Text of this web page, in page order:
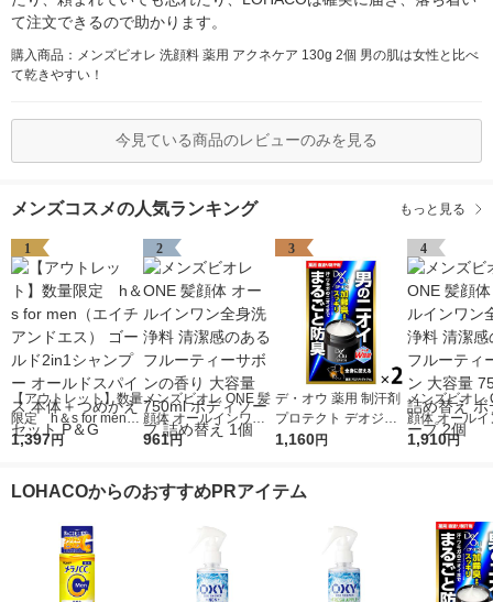
て注文できるので助かります。
購入商品：メンズビオレ 洗顔料 薬用 アクネケア 130g 2個 男の肌は女性と比べ
て乾きやすい！
今見ている商品のレビューのみを見る
メンズコスメの人気ランキング もっと見る
1
【アウトレット】数量
限定 h＆s for men
（エイチアンドエス）
本体＋つめかえセット
1,397円
2
メンズビオレ ONE 髪
顔体 オールインワン
全身洗浄料 清潔感の
ml ボディソープ 詰め
961円
3
デ・オウ 薬用 制汗剤
プロテクト デオジャ
ム 全身用 男性用 加齢
1,160円
4
メンズビオレ
顔体 オールイ
全身洗浄料
1,910円
LOHACOからのおすすめPRアイテム